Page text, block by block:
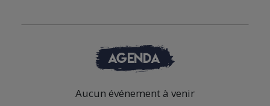
AGENDA
Aucun événement à venir